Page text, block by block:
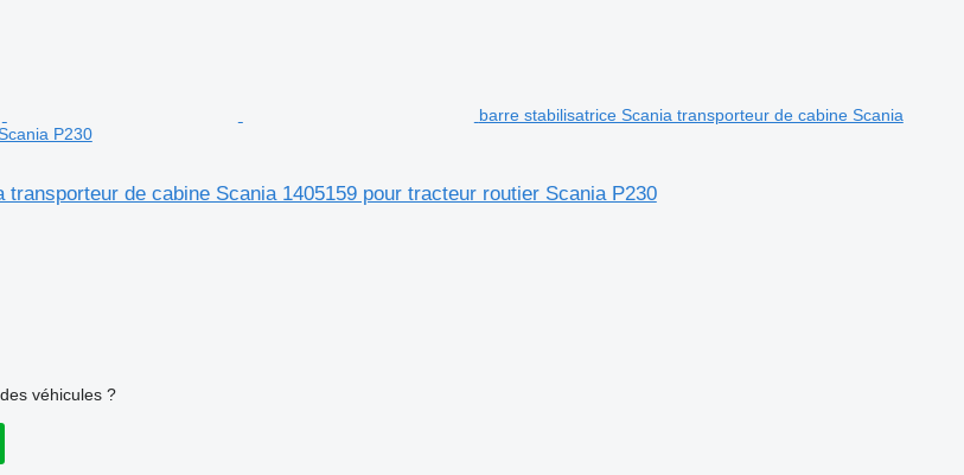
barre stabilisatrice Scania transporteur de cabine Scania
P230
de cabine Scania 1405159 pour tracteur routier Scania P230
véhicules ?